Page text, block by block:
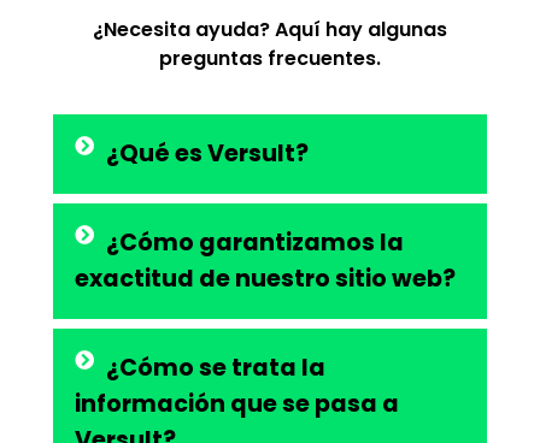
¿Necesita ayuda? Aquí hay algunas
preguntas frecuentes.
¿Qué es Versult?
¿Cómo garantizamos la
exactitud de nuestro sitio web?
¿Cómo se trata la
información que se pasa a